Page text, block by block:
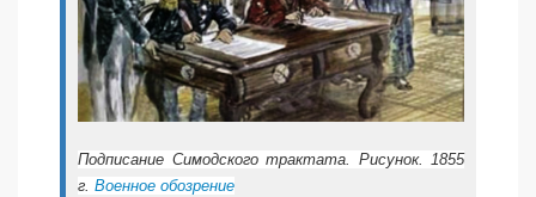
Подписание Симодского трактата. Рисунок. 1855
г. Военное обозрение